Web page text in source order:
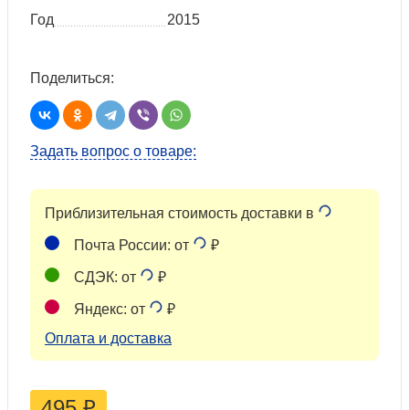
Год
2015
Поделиться:
Задать вопрос о товаре:
Приблизительная стоимость доставки в
Почта России: от ₽
СДЭК: от ₽
Яндекс: от
₽
Оплата и доставка